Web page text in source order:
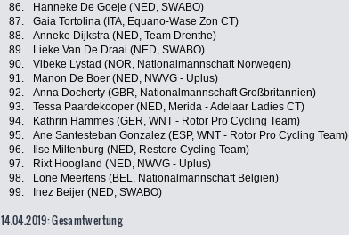
86.
Hanneke De Goeje (NED, SWABO)
87.
Gaia Tortolina (ITA, Equano-Wase Zon CT)
88.
Anneke Dijkstra (NED, Team Drenthe)
89.
Lieke Van De Draai (NED, SWABO)
90.
Vibeke Lystad (NOR, Nationalmannschaft Norwegen)
91.
Manon De Boer (NED, NWVG - Uplus)
92.
Anna Docherty (GBR, Nationalmannschaft Großbritannien)
93.
Tessa Paardekooper (NED, Merida - Adelaar Ladies CT)
94.
Kathrin Hammes (GER, WNT - Rotor Pro Cycling Team)
95.
Ane Santesteban Gonzalez (ESP, WNT - Rotor Pro Cycling Team)
96.
Ilse Miltenburg (NED, Restore Cycling Team)
97.
Rixt Hoogland (NED, NWVG - Uplus)
98.
Lone Meertens (BEL, Nationalmannschaft Belgien)
99.
Inez Beijer (NED, SWABO)
14.04.2019: Gesamtwertung